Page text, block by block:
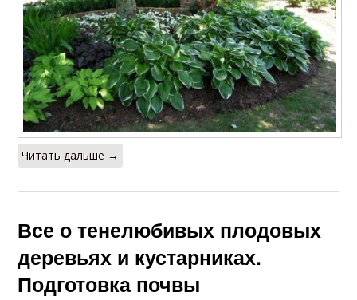
Читать дальше →
Все о тенелюбивых плодовых
деревьях и кустарниках.
Подготовка почвы